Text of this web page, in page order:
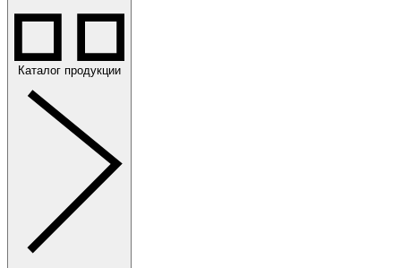
Каталог продукции